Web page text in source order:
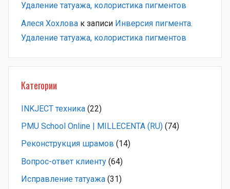
Удаление татуажа, колористика пигментов
Алеся Хохлова к записи Инверсия пигмента.
Удаление татуажа, колористика пигментов
Категории
INKJECT техника (22)
PMU School Online | MILLECENTA (RU) (74)
Pеконструкция шрамов (14)
Вопрос-ответ клиенту (64)
Исправление татуажа (31)